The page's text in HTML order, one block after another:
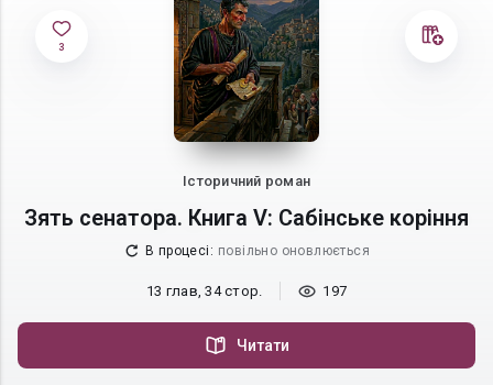
3
Історичний роман
Зять сенатора. Книга V: Сабінське коріння
В процесі : повільно оновлюється
13 глав, 34 стор. 197
Читати